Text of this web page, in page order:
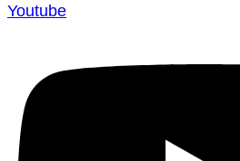
Youtube